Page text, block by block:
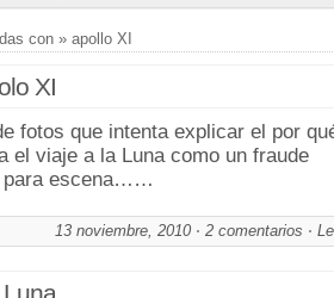
con » apollo XI
XI
fotos que intenta explicar el por
el viaje a la Luna como un fraude
para escena……
13 noviembre, 2010 2 comentarios